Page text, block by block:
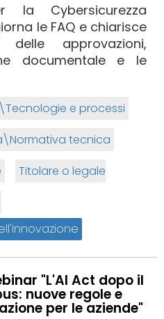
la Cybersicurezza
le FAQ e chiarisce
approvazioni,
documentale e le
e processi
tecnica
Titolare o legale
"L'AI Act dopo il
nuove regole e
per le aziende"